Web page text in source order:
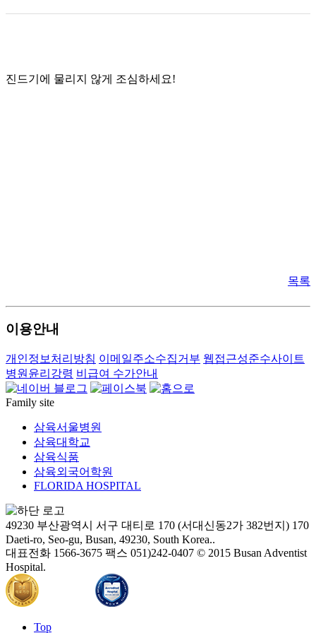
진드기에 물리지 않게 조심하세요!
목록
이용안내
개인정보처리방침 이메일주소수집거부 웹접근성준수사이트
병원윤리강령 비급여 수가안내
Family site
삼육서울병원
삼육대학교
삼육식품
삼육외국어학원
FLORIDA HOSPITAL
49230 부산광역시 서구 대티로 170 (서대신동2가 382번지) 170
Daeti-ro, Seo-gu, Busan, 49230, South Korea..
대표전화 1566-3675 팩스 051)242-0407 © 2015 Busan Adventist
Hospital.
Top